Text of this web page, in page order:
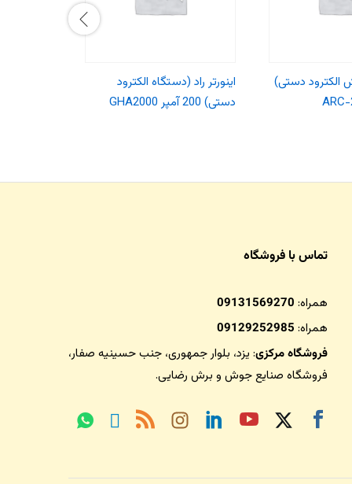
الکترود دستی)
اینورتر راد (دستگاه الکترود
دستی) 200 آمپر GHA2000
تماس با فروشگاه
همراه: 09131569270
همراه: 09129252985
فروشگاه مرکزی: یزد، بلوار جمهوری، جنب حسینیه صفار،
فروشگاه صنایع جوش و برش رضایی.